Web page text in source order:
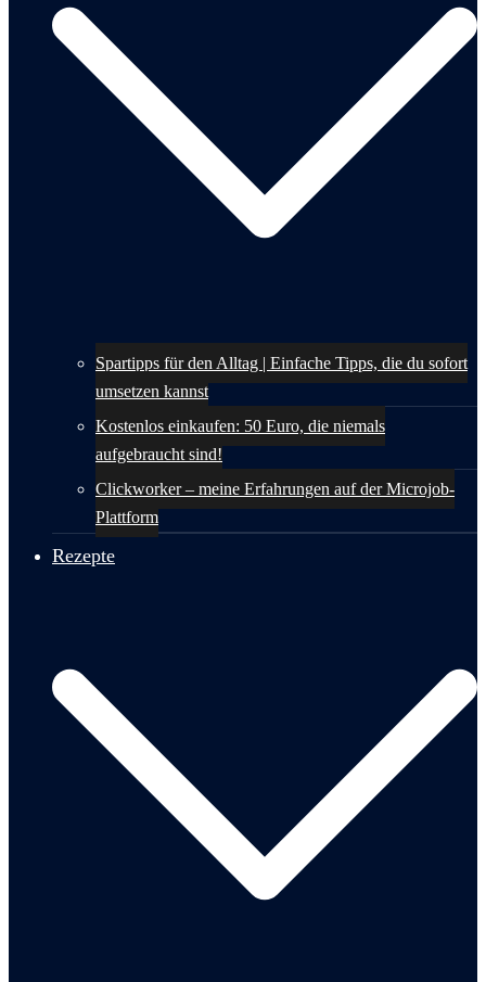
Spartipps für den Alltag | Einfache Tipps, die du sofort
umsetzen kannst
Kostenlos einkaufen: 50 Euro, die niemals
aufgebraucht sind!
Clickworker – meine Erfahrungen auf der Microjob-
Plattform
Rezepte